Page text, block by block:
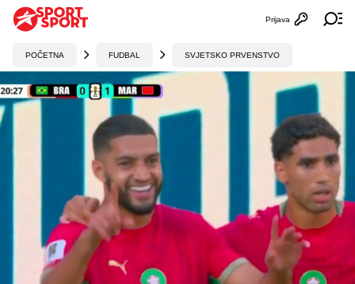
Otvori
Prijava
POČETNA FUDBAL SVJETSKO PRVENSTVO